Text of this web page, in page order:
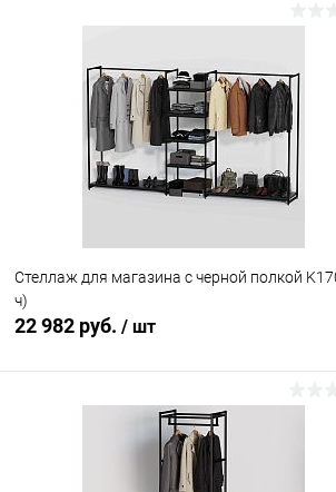
Купить в 1 клик Сравнение
В избранное В наличии
Стеллаж для магазина с черной полкой
ч)
22 982 руб. / шт
В корзину